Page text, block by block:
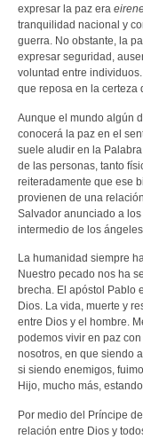
expresar la paz era
tranquilidad nacional y
guerra. No obstante, la
expresar seguridad,
voluntad entre
que reposa en la certeza
Aunque el mundo algún
conocerá la paz en el
suele aludir en la
de las personas, tanto
reiteradamente que ese
provienen de una
Salvador anunciado a
intermedio de los ángeles.
La humanidad siempre
Nuestro pecado nos ha
brecha. El apóstol Pablo
Dios. La vida, muerte y
entre Dios y el hombre.
podemos vivir en paz
nosotros, en que siendo
si siendo enemigos,
Hijo, mucho más,
Por medio del Príncipe
relación entre Dios y